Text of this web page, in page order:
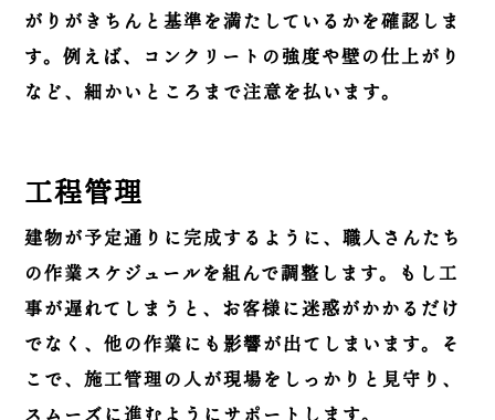
がりがきちんと基準を満たしているかを確認しま
す。例えば、コンクリートの強度や壁の仕上がり
など、細かいところまで注意を払います。
工程管理
建物が予定通りに完成するように、職人さんたち
の作業スケジュールを組んで調整します。もし工
事が遅れてしまうと、お客様に迷惑がかかるだけ
でなく、他の作業にも影響が出てしまいます。そ
こで、施工管理の人が現場をしっかりと見守り、
スムーズに進むようにサポートします。